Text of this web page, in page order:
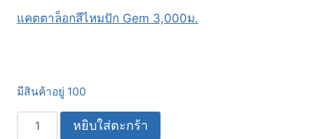
แคตตาล็อกสีไหมปัก Gem 3,000ม.
มีสินค้าอยู่ 100
หยิบใส่ตะกร้า